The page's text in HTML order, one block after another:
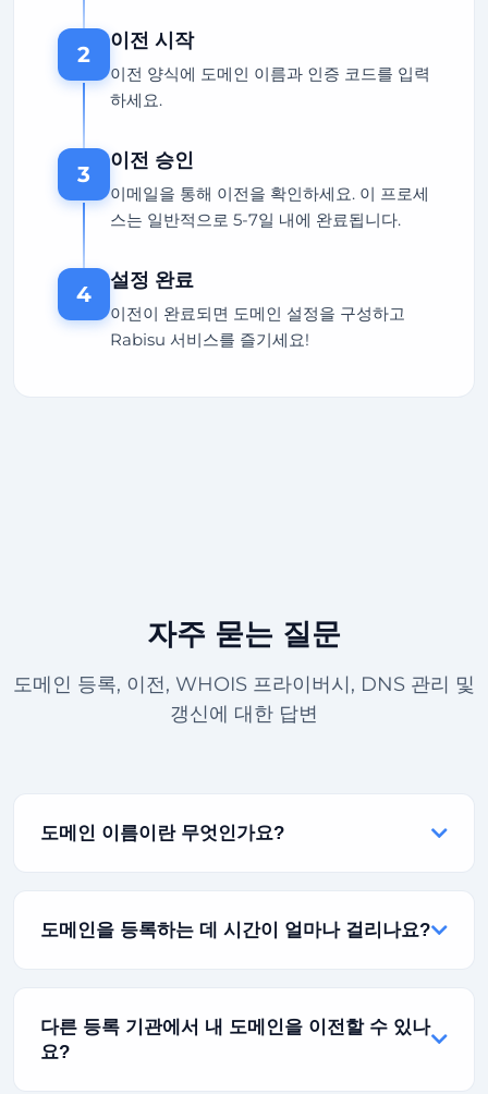
2
이전 시작
이전 양식에 도메인 이름과 인증 코드를 입력
하세요.
3
이전 승인
이메일을 통해 이전을 확인하세요. 이 프로세
스는 일반적으로 5-7일 내에 완료됩니다.
4
설정 완료
이전이 완료되면 도메인 설정을 구성하고
Rabisu 서비스를 즐기세요!
자주 묻는 질문
도메인 등록, 이전, WHOIS 프라이버시, DNS 관리 및
갱신에 대한 답변
도메인 이름이란 무엇인가요?
하는 것입니다(예: rabisu.com). 이를 온라인 아이덴티
도메인을 등록하는 데 시간이 얼마나 걸리나요?
설정 구성을 시작하고 호스팅에 연결할 수 있습니다.
다른 등록 기관에서 내 도메인을 이전할 수 있나
요?